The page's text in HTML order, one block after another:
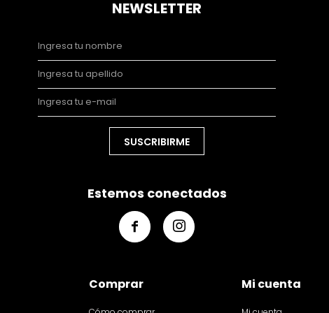
Comprar Mi cuenta
NEWSLETTER
SUSCRIBIRME
Estemos conectados
 